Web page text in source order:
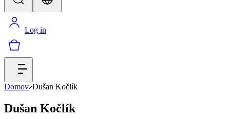
Log in
Domov Dušan Kočlík
Dušan Kočlík